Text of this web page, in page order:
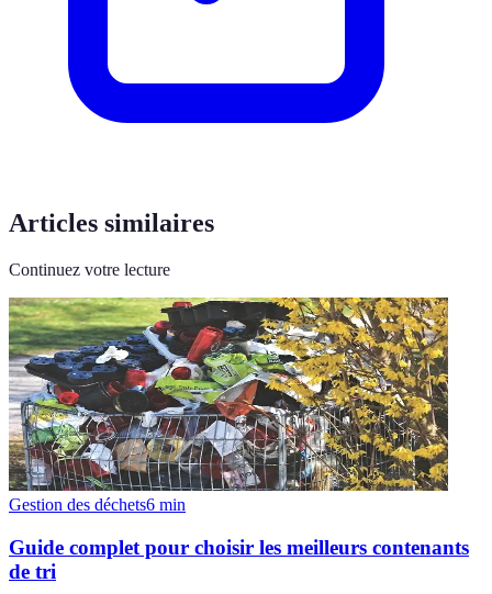
Articles similaires
Continuez votre lecture
Gestion des déchets6 min
Guide complet pour choisir les meilleurs contenants
de tri